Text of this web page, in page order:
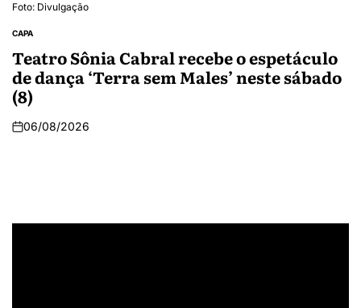
Foto: Divulgação
CAPA
Teatro Sônia Cabral recebe o espetáculo
de dança ‘Terra sem Males’ neste sábado
(8)
06/08/2026